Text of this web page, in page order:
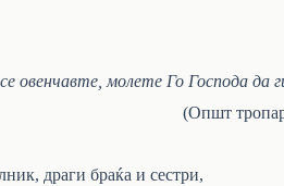
овенчавте, молете Го Господа да
(Општ
драги браќа и сестри,